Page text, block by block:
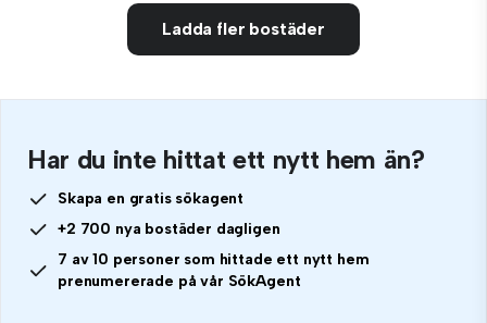
Ladda fler bostäder
Har du inte hittat ett nytt hem än?
Skapa en gratis sökagent
+2 700 nya bostäder dagligen
7 av 10 personer som hittade ett nytt hem
prenumererade på vår SökAgent